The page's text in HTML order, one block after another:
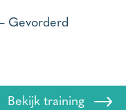
Gevorderd
Bekijk training